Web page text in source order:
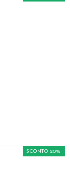
SCONTO 20%